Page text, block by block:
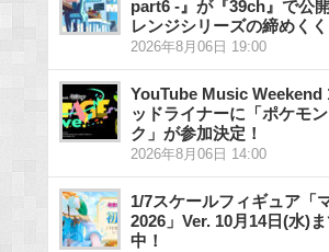
part6 -』が『39ch』で公
レンジシリーズの締めくく
2026年8月06日 19:00
YouTube Music Weekend
ッドライナーに「ポケモ
ク」が参加決定！
2026年8月06日 14:00
1/7スケールフィギュア「
2026」Ver. 10月14日(水)
中！